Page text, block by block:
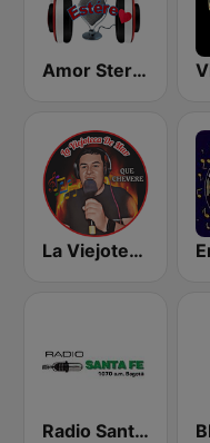
Amor Stereo
La Viejoteca De Mao
Radio Santa Fe